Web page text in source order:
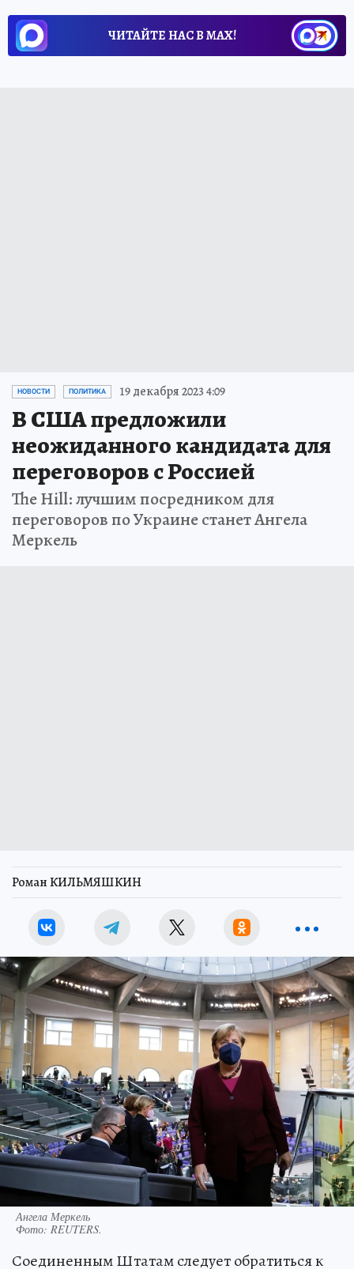
ЧИТАЙТЕ НАС В МАХ!
НОВОСТИ ПОЛИТИКА 19 декабря 2023 4:09
В США предложили
неожиданного кандидата для
переговоров с Россией
The Hill: лучшим посредником для
переговоров по Украине станет Ангела
Меркель
Роман КИЛЬМЯШКИН
Ангела Меркель
Фото: REUTERS.
Соединенным Штатам следует обратиться к